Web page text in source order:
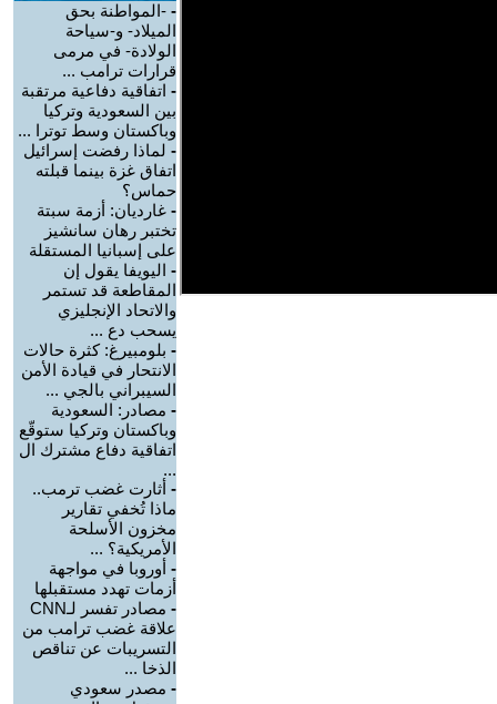
- -المواطنة بحق
الميلاد- و-سياحة
الولادة- في مرمى
قرارات ترامب ...
- اتفاقية دفاعية مرتقبة
بين السعودية وتركيا
وباكستان وسط توترا ...
- لماذا رفضت إسرائيل
اتفاق غزة بينما قبلته
حماس؟
- غارديان: أزمة سبتة
تختبر رهان سانشيز
على إسبانيا المستقلة
- اليويفا يقول إن
المقاطعة قد تستمر
والاتحاد الإنجليزي
يسحب دع ...
- بلومبيرغ: كثرة حالات
الانتحار في قيادة الأمن
السيبراني بالجي ...
- مصادر: السعودية
وباكستان وتركيا ستوقّع
اتفاقية دفاع مشترك ال
...
- أثارت غضب ترمب..
ماذا تُخفي تقارير
مخزون الأسلحة
الأمريكية؟ ...
- أوروبا في مواجهة
أزمات تهدد مستقبلها
-
مصادر تفسر لـCNN
علاقة غضب ترامب من
التسريبات عن تناقص
الذخا ...
- مصدر سعودي